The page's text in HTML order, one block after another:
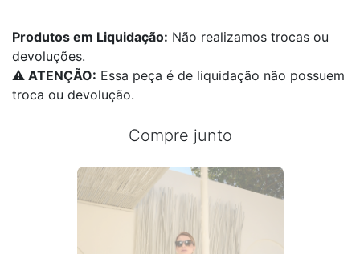
Produtos em Liquidação: Não realizamos trocas ou
devoluções.
⚠️ ATENÇÃO: Essa peça é de liquidação não possuem
troca ou devolução.
Compre junto